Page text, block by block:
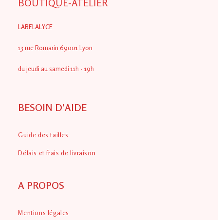
BOUTIQUE-ATELIER
LABELALYCE
13 rue Romarin 69001 Lyon
du jeudi au samedi 11h - 19h
BESOIN D'AIDE
Guide des tailles
Délais et frais de livraison
A PROPOS
Mentions légales